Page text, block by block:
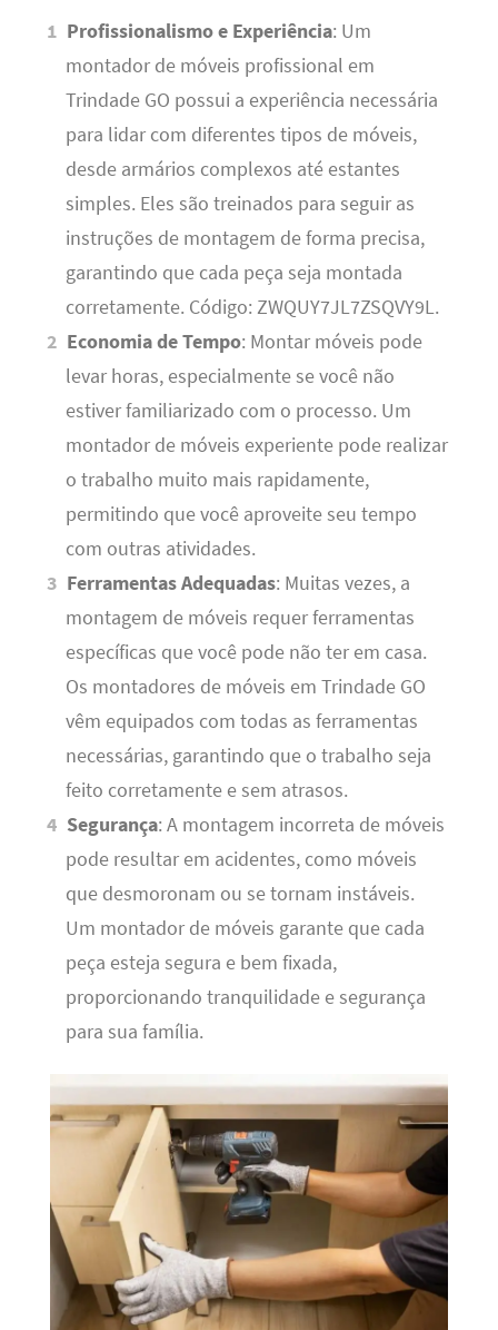
Profissionalismo e Experiência: Um
montador de móveis profissional em
Trindade GO possui a experiência necessária
para lidar com diferentes tipos de móveis,
desde armários complexos até estantes
simples. Eles são treinados para seguir as
instruções de montagem de forma precisa,
garantindo que cada peça seja montada
corretamente. Código: ZWQUY7JL7ZSQVY9L.
Economia de Tempo: Montar móveis pode
levar horas, especialmente se você não
estiver familiarizado com o processo. Um
montador de móveis experiente pode realizar
o trabalho muito mais rapidamente,
permitindo que você aproveite seu tempo
com outras atividades.
Ferramentas Adequadas: Muitas vezes, a
montagem de móveis requer ferramentas
específicas que você pode não ter em casa.
Os montadores de móveis em Trindade GO
vêm equipados com todas as ferramentas
necessárias, garantindo que o trabalho seja
feito corretamente e sem atrasos.
Segurança: A montagem incorreta de móveis
pode resultar em acidentes, como móveis
que desmoronam ou se tornam instáveis.
Um montador de móveis garante que cada
peça esteja segura e bem fixada,
proporcionando tranquilidade e segurança
para sua família.